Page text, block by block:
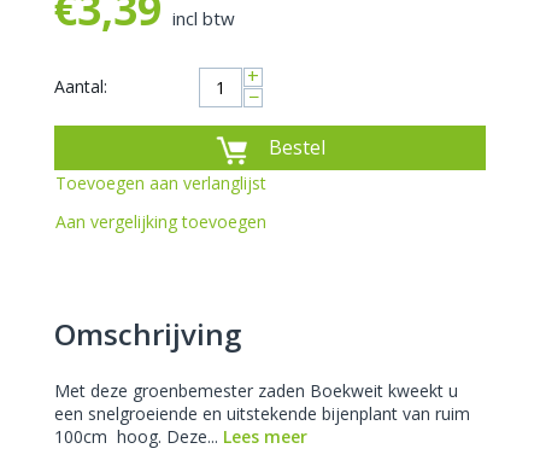
incl btw
Aantal: +
−
Bestel
Toevoegen aan verlanglijst
Aan vergelijking toevoegen
Omschrijving
Met deze groenbemester zaden Boekweit kweekt u
een snelgroeiende en uitstekende bijenplant van ruim
100cm hoog. Deze... Lees meer